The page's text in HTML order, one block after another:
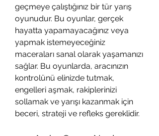
geçmeye çalıştığınız bir tür yarış
oyunudur. Bu oyunlar, gerçek
hayatta yapamayacağınız veya
yapmak istemeyeceğiniz
maceraları sanal olarak yaşamanızı
sağlar. Bu oyunlarda, aracınızın
kontrolünü elinizde tutmak,
engelleri aşmak, rakiplerinizi
sollamak ve yarışı kazanmak için
beceri, strateji ve refleks gereklidir.